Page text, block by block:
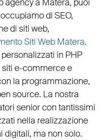
di SEO,
di siti web,
Siti Web Matera.
in PHP
siti e-commercee
la programmazione,
source. La nostra
senior con tantissimi
nella realizzazione
digitali, ma non solo.